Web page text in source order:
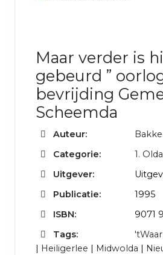
Maar verder is
gebeurd ”
bevrijding
Scheemda
Auteur:
Categorie:
1.
Uitgever:
Publicatie:
1995
ISBN:
9071
Tags:
'tWaar
| Heiligerlee | Midwolda |